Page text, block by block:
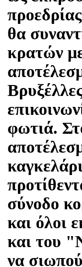
θα
κρατών
φωτιά.
σύνοδο
και όλοι
και του
να